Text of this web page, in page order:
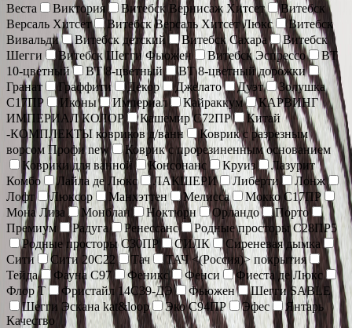
Веста
Виктория Витебск Вернисаж Хитсет
Витебск
Версаль Хитсет
Витебск Версаль Хитсет Люкс
Витебск
Вивальди
Витебск детский Витебск Сахара
Витебск
Шегги
Витебск Шегги Фьюжен Витебск Эспрессо
ВТ
10-цветный
ВТ 8-цветный
ВТ 8-цветный дорожки
Гранат
Граффити Декор Джелато Дуэт
Золушка
С17ПР
Иконы Империал Кайраккум
КАРВИНГ
ИМПЕРИАЛ КОЛОР
Кашемир С72ПР
Китай
-КОМПЛЕКТЫ ковриков д/ванн
Коврик c разрезным
ворсом Профи new
Коврик с прорезиненным основанием
Коврики для ванной
Консонанс Круиз
Лазурит
Комбо
Лайла де Люкс ЛАКШЕРИ Либерти
Лонж
Лофт
Люксор Манхэттен Мелисса
Мокко С17ПР
Мона Лиза
Монблан Ноктюрн Орландо
Порто
Премиум
Радуга Ренессанс
Родные просторы С28ПР5
Родные просторы С30ПР
СИЛК
Сиреневая дымка
Сити
Сити 20С22 Тач
ТАЧ <(Россия)> покрытия
Тейда
Фауна С97 Феникс Фенси
Фиеста де Люкс
Флор Т
Фристайл 14С39-ДЭ Фьюжен
Шегги SABLE
Шегги Эскана kat&loop
Эко С94ПР Эфес
Янтарь
Качество